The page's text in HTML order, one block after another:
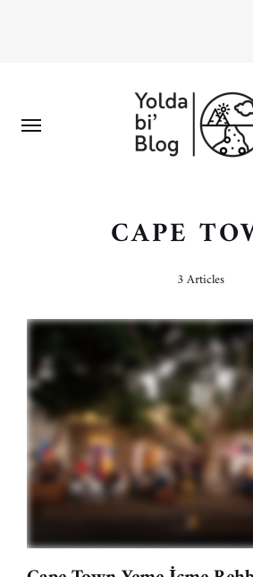
CAPE
3 Articles